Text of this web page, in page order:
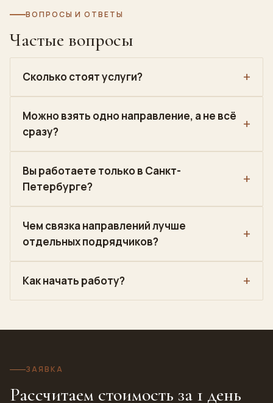
ВОПРОСЫ И ОТВЕТЫ
Частые вопросы
Сколько стоят услуги?
Можно взять одно направление, а не всё
сразу?
Вы работаете только в Санкт-
Петербурге?
Чем связка направлений лучше
отдельных подрядчиков?
Как начать работу?
ЗАЯВКА
Рассчитаем стоимость за 1 день